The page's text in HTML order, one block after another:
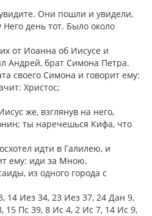
Они пошли и увидели,
день тот. Было около
от Иоанна об Иисусе и
Андрей, брат Симона Петра.
своего Симона и говорит ему:
Христос;
же, взглянув на него,
ты наречешься Кифа, что
идти в Галилею, и
ему: иди за Мною.
из одного города с
14 Иез 34, 23 Иез 37, 24 Дан 9,
15 Пс 39, 8 Ис 4, 2 Ис 7, 14 Ис 9,